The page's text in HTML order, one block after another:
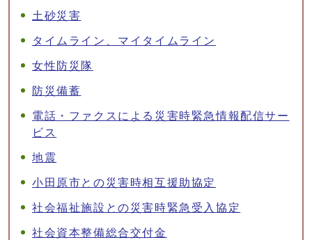
土砂災害
タイムライン、マイタイムライン
女性防災隊
防災備蓄
電話・ファクスによる災害時緊急情報配信サー
ビス
地震
小田原市との災害時相互援助協定
社会福祉施設との災害時緊急受入協定
社会資本整備総合交付金